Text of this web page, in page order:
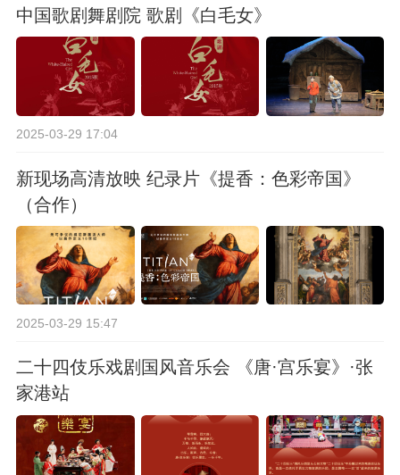
中国歌剧舞剧院 歌剧《白毛女》
2025-03-29 17:04
新现场高清放映 纪录片《提香：色彩帝国》
（合作）
2025-03-29 15:47
二十四伎乐戏剧国风音乐会 《唐·宫乐宴》·张
家港站